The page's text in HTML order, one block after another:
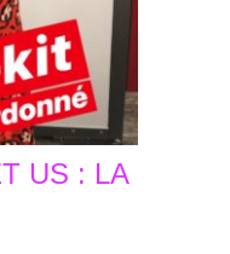
US : LA